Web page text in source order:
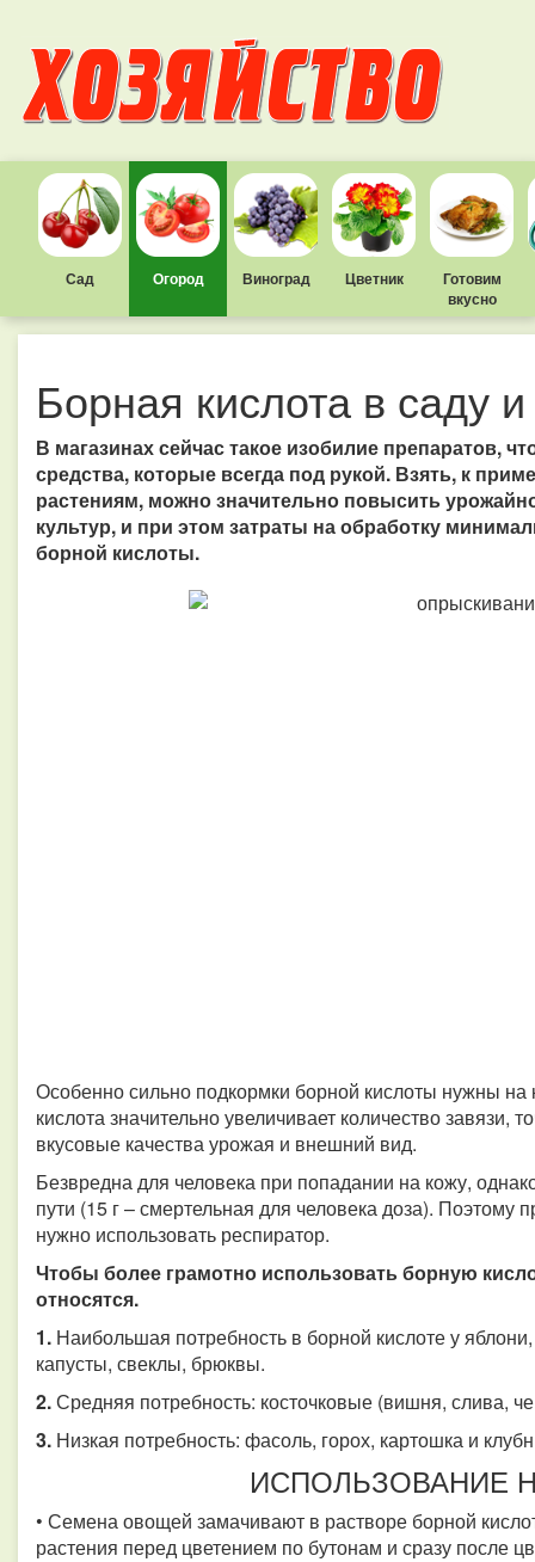
Сад Огород Виноград Цветник
Готовим
вкусно
Борная кислота в саду
В магазинах сейчас такое изобилие препаратов,
средства, которые всегда под рукой. Взять, к
растениям, можно значительно повысить
культур, и при этом затраты на обработку
борной кислоты.
Особенно сильно подкормки борной кислоты нужны на
кислота значительно увеличивает количество завязи,
вкусовые качества урожая и внешний вид.
Безвредна для человека при попадании на кожу,
пути (15 г – смертельная для человека доза). Поэтому
нужно использовать респиратор.
Чтобы более грамотно использовать борную
относятся.
1. Наибольшая потребность в борной кислоте у
капусты, свеклы, брюквы.
2.Средняя потребность: косточковые (вишня, слива,
3. Низкая потребность: фасоль, горох, картошка и
ИСПОЛЬЗОВАНИЕ
• Семена овощей замачивают в растворе борной
растения перед цветением по бутонам и сразу после